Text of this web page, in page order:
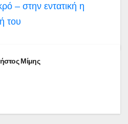
– στην εντατική η
του
Μίμης